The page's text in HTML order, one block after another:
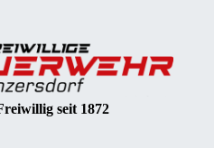
seit 1872